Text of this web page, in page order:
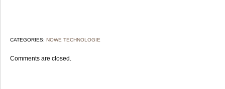
CATEGORIES: NOWE TECHNOLOGIE
Comments are closed.